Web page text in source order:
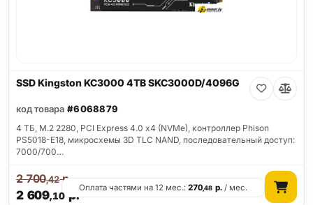
SSD Kingston KC3000 4TB SKC3000D/4096G
код товара #6068879
4 ТБ, M.2 2280, PCI Express 4.0 x4 (NVMe), контроллер Phison
PS5018-E18, микросхемы 3D TLC NAND, последовательный доступ:
7000/700…
2 609,10 р.
2 700,42р.
Оплата частями на 12 мес.:270,48 р./ мес.